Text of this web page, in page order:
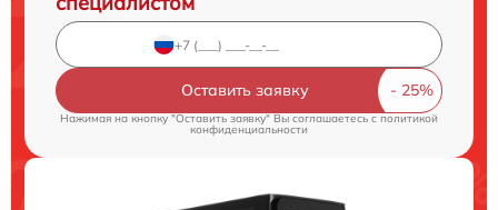
Оставить заявку
Нажимая на кнопку "Оставить заявку" Вы соглашаетесь cполитикой
конфиденциальности